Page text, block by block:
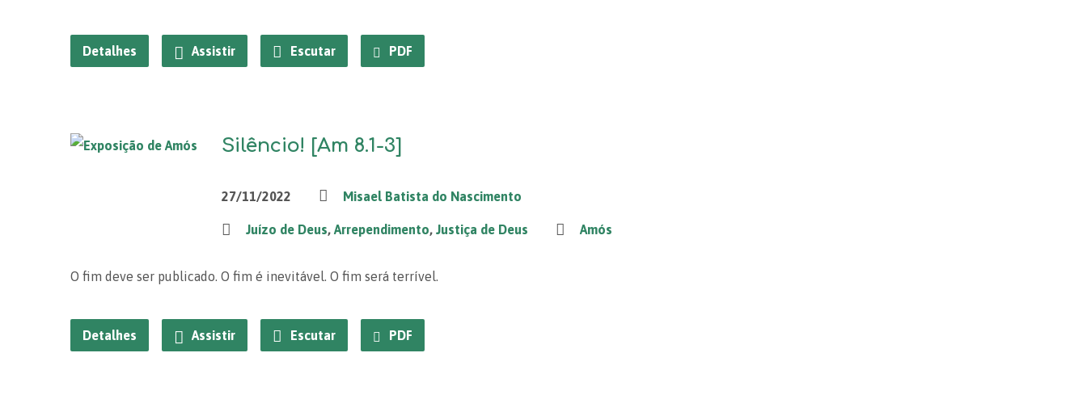
Detalhes Assistir Escutar PDF
Silêncio! [Am 8.1-3]
27/11/2022 Misael Batista do Nascimento
Juízo de Deus, Arrependimento, Justiça de Deus Amós
O fim deve ser publicado. O fim é inevitável. O fim será terrível.
Detalhes Assistir Escutar PDF